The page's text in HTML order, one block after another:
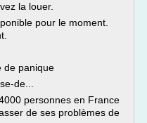
la louer.
pour le moment.
de panique
de...
personnes en France
de ses problèmes de